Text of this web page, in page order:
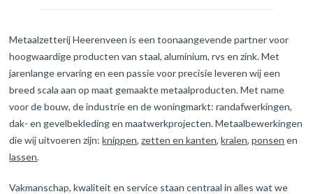
Metaalzetterij Heerenveen is een toonaangevende partner voor
hoogwaardige producten van staal, aluminium, rvs en zink.Met
jarenlange ervaring en een passie voor precisie leveren wij een
breed scala aan op maat gemaakte metaalproducten. Met name
voor de bouw, de industrie en de woningmarkt: randafwerkingen,
dak- en gevelbekleding en maatwerkprojecten. Metaalbewerkingen
die wij uitvoeren zijn:knippen,zetten en kanten,kralen,ponsen en
lassen.
Vakmanschap, kwaliteit en service staan centraal in alles wat we